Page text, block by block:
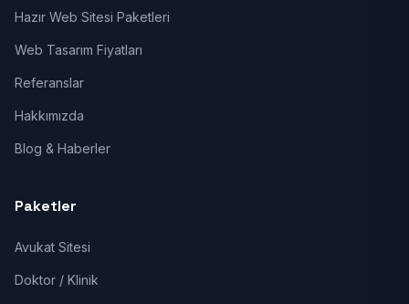
Hazır Web Sitesi Paketleri
Web Tasarım Fiyatları
Referanslar
Hakkımızda
Blog & Haberler
Paketler
Avukat Sitesi
Doktor / Klinik